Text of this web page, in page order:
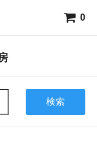
0
検索